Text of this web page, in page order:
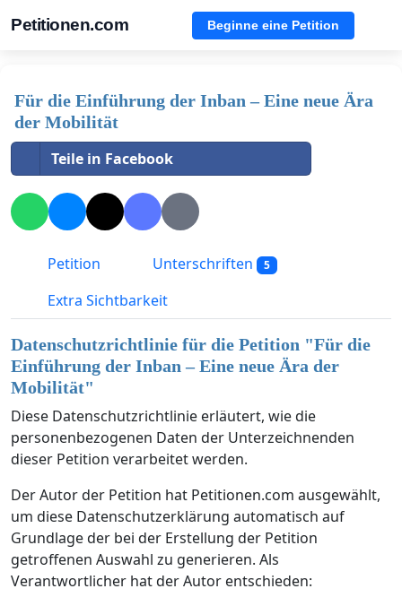
Petitionen.com Beginne eine Petition
Für die Einführung der Inban – Eine neue Ära
der Mobilität
Teile in Facebook
Petition Unterschriften 5
Extra Sichtbarkeit
Datenschutzrichtlinie für die Petition "Für die
Einführung der Inban – Eine neue Ära der
Mobilität"
Diese Datenschutzrichtlinie erläutert, wie die
personenbezogenen Daten der Unterzeichnenden
dieser Petition verarbeitet werden.
Der Autor der Petition hat Petitionen.com ausgewählt,
um diese Datenschutzerklärung automatisch auf
Grundlage der bei der Erstellung der Petition
getroffenen Auswahl zu generieren. Als
Verantwortlicher hat der Autor entschieden: